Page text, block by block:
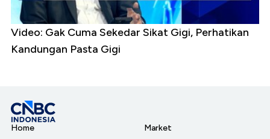
Video: Gak Cuma Sekedar Sikat Gigi, Perhatikan
Kandungan Pasta Gigi
Home
Market